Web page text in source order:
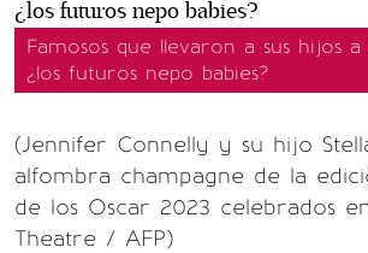
Famosos que llevaron a sus hijos
¿los futuros nepo babies?
(Jennifer Connelly y su hijo
alfombra champagne de la
de los Oscar 2023 celebrados
Theatre / AFP)